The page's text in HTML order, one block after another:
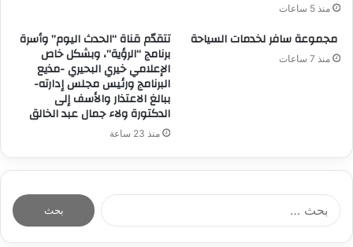
منذ 5 ساعات
مجموعة سافر لخدمات السياحة
منذ 7 ساعات
تتقدّم قناة “الحدث اليوم” وأسرة
برنامج “الرؤية”، وبشكل خاص
الإعلامي خيري البحيري -مذيع
البرنامج ورئيس مجلس إدارته-
ببالغ الاعتذار والأسف إلى
الدكتورة ولاء جمال عبد الخالق
منذ 23 ساعة